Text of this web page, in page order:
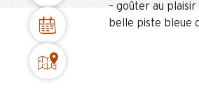
– goûter au
belle piste bleue